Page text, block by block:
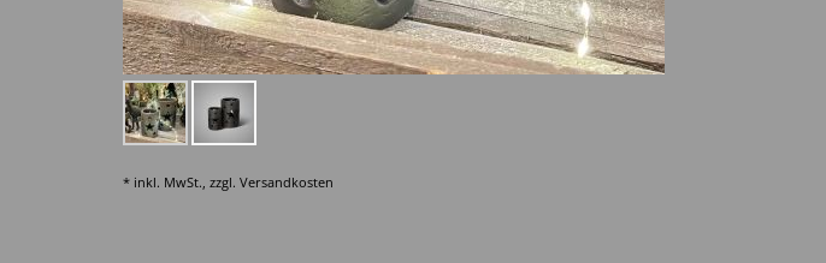
* inkl. MwSt., zzgl. Versandkosten